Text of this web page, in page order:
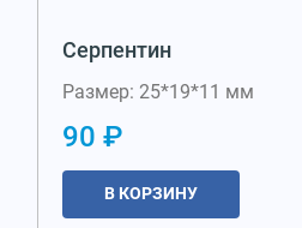
Серпентин
Размер: 25*19*11 мм
90 ₽
В КОРЗИНУ